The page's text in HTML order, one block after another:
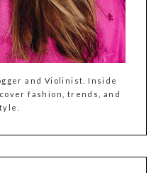
and Violinist. Inside
fashion, trends, and